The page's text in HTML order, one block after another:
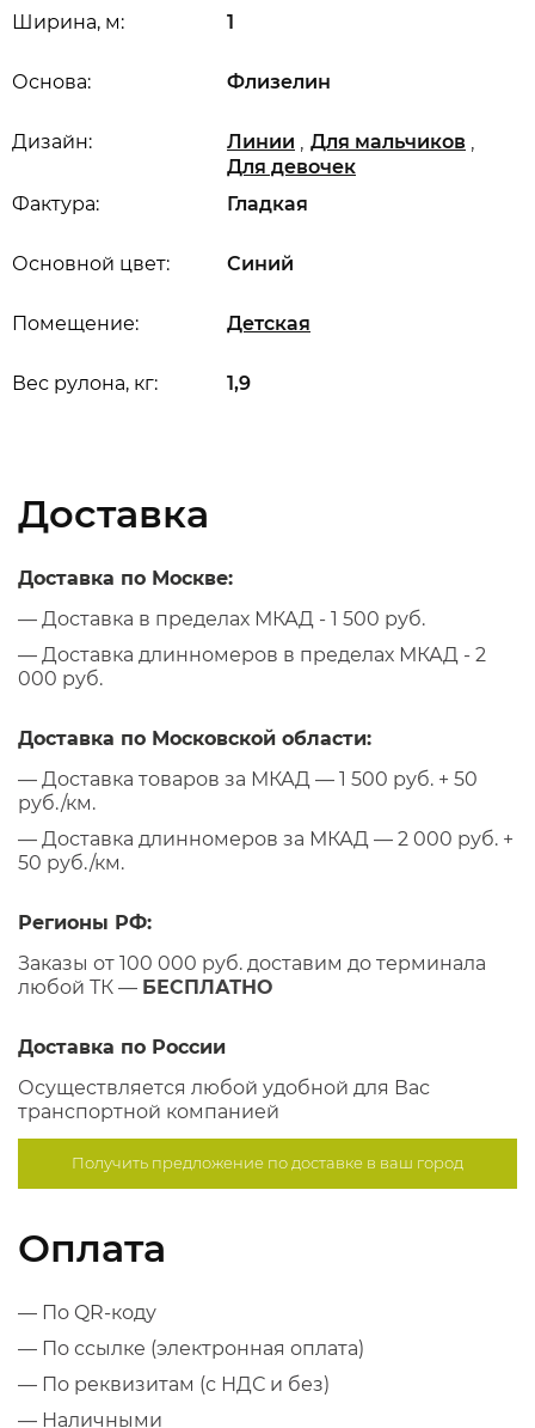
Ширина, м: 1
Вес рулона, кг: 1,9
Основной цвет: Синий
Дизайн: Линии , Для мальчиков ,
Для девочек
Основа: Флизелин
Помещение: Детская
Фактура: Гладкая
Доставка
Доставка по Москве:
— Доставка в пределах МКАД - 1 500 руб.
— Доставка длинномеров в пределах МКАД - 2
000 руб.
Доставка по Московской области:
— Доставка товаров за МКАД — 1 500 руб. + 50
руб./км.
— Доставка длинномеров за МКАД — 2 000 руб. +
50 руб./км.
Регионы РФ:
Заказы от 100 000 руб. доставим до терминала
любой ТК — БЕСПЛАТНО
Доставка по России
Осуществляется любой удобной для Вас
транспортной компанией
Получить предложение подоставке в ваш город
Оплата
— По QR-коду
— По ссылке (электронная оплата)
— По реквизитам (с НДС и без)
— Наличными